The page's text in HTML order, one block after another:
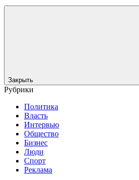
Закрыть
Рубрики
Политика
Власть
Интервью
Общество
Бизнес
Люди
Спорт
Реклама